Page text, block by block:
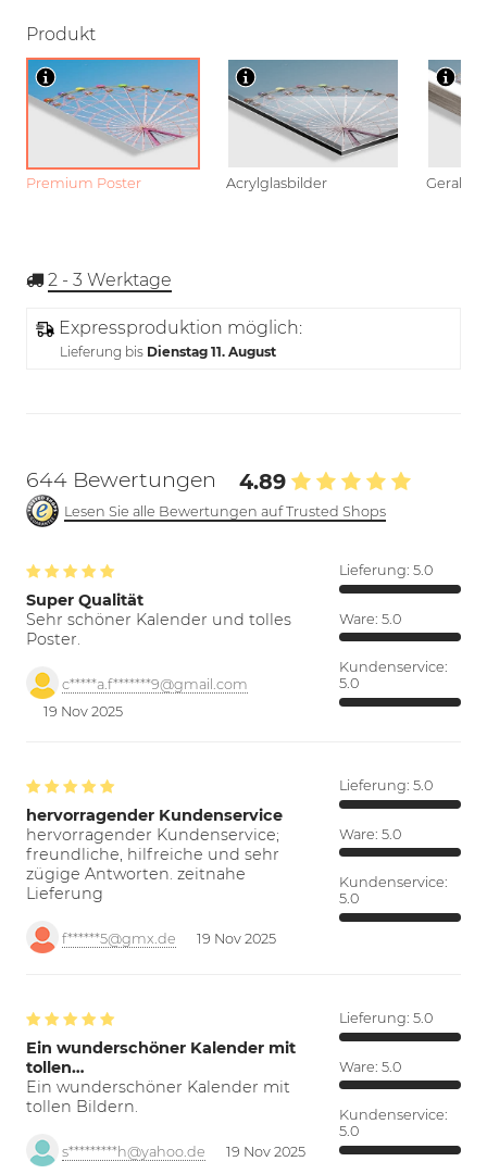
Produkt
Premium Poster Acrylglasbilder
2 - 3 Werktage
Expressproduktion möglich:
Lieferung bis Dienstag 11. August
644 Bewertungen 4.89
Lesen Sie alle Bewertungen auf Trusted Shops
Super Qualität
Sehr schöner Kalender und tolles
Poster.
c*****a.f*******9@gmail.com
19 Nov 2025
Lieferung: 5.0
Ware: 5.0
Kundenservice:
5.0
hervorragender Kundenservice
hervorragender Kundenservice;
freundliche, hilfreiche und sehr
zügige Antworten. zeitnahe
Lieferung
f******5@gmx.de 19 Nov 2025
Lieferung: 5.0
Ware: 5.0
Kundenservice:
5.0
Ein wunderschöner Kalender mit
tollen…
Ein wunderschöner Kalender mit
tollen Bildern.
s*********h@yahoo.de 19 Nov 2025
Lieferung: 5.0
Ware: 5.0
Kundenservice:
5.0